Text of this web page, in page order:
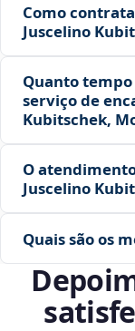
Como
Juscelino
Quanto
serviço de
Kubitschek,
O
Juscelino
Quais são os